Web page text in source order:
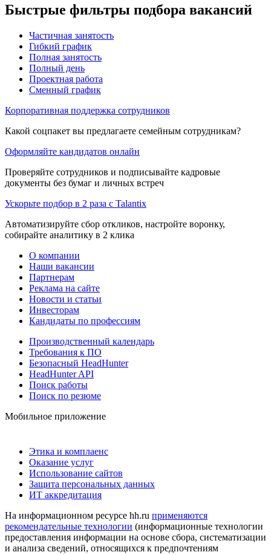
Быстрые фильтры подбора вакансий
Частичная занятость
Гибкий график
Полная занятость
Полный день
Проектная работа
Сменный график
Корпоративная поддержка сотрудников
Какой соцпакет вы предлагаете семейным сотрудникам?
Оформляйте кандидатов онлайн
Проверяйте сотрудников и подписывайте кадровые
документы без бумаг и личных встреч
Ускорьте подбор в 2 раза с Talantix
Автоматизируйте сбор откликов, настройте воронку,
собирайте аналитику в 2 клика
О компании
Наши вакансии
Партнерам
Реклама на сайте
Новости и статьи
Инвесторам
Кандидаты по профессиям
Производственный календарь
Требования к ПО
Безопасный HeadHunter
HeadHunter API
Поиск работы
Поиск по резюме
Мобильное приложение
Этика и комплаенс
Оказание услуг
Использование сайтов
Защита персональных данных
ИТ аккредитация
На информационном ресурсе hh.ru применяются
рекомендательные технологии (информационные технологии
предоставления информации на основе сбора, систематизации
и анализа сведений, относящихся к предпочтениям